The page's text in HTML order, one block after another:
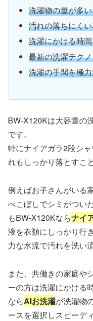
洗濯物の量が多
汚れの落ちにく
洗濯にかける時
最新の洗濯テク
洗濯の手間を極
BW-X120Kは大容量の
です。
特にナイアガラ2段シ
れもしっかり落とすこ
例えばお子さんがいる
べこぼしでシミがつい
もBW-X120Kならナイ
液を衣類にしっかり行
力な水流で汚れを洗い
また、共働きの家庭や
ーの方は洗濯にかける
ならAIお洗濯が洗濯物
ースを選択しスピーデ